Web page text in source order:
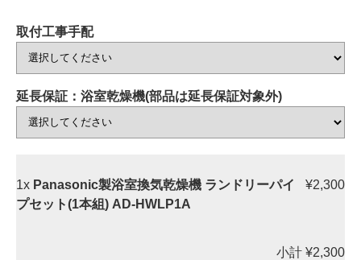
取付工事手配
延長保証：浴室乾燥機(部品は延長保証対象外)
1x Panasonic製浴室換気乾燥機 ランドリーパイ
プセット(1本組) AD-HWLP1A
¥2,300
小計 ¥2,300